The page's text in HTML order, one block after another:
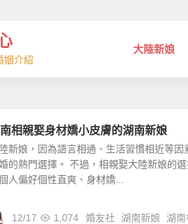
姻介紹
大陸新娘
相親娶身材嬌小皮膚的湖南新娘
新娘，因為語言相通、生活習慣相近等
的熱門選擇。 不過，相親娶大陸新娘的
人偏好個性直爽、身材嬌...
12/17 1,074 婚友社 湖南新娘 湖南